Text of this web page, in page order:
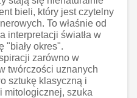
bieli, który jest czytelny
To właśnie od
interpretacji światła w
"biały okres".
zarówno w
twórczości uznanych
sztukę klasyczną i
mitologicznej, szuka